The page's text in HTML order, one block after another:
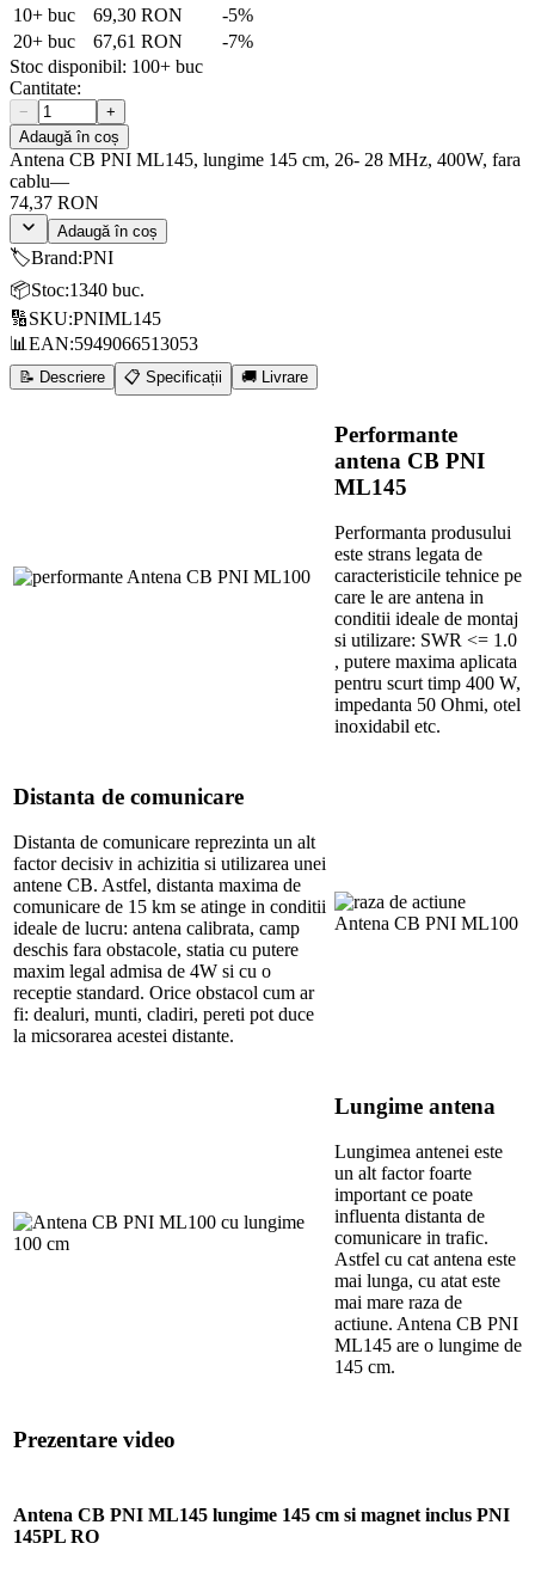
10+ buc 69,30 RON -5%
20+ buc 67,61 RON -7%
Stoc disponibil: 100+ buc
Cantitate:
−
+
Adaugă în coș
Antena CB PNI ML145, lungime 145 cm, 26- 28 MHz, 400W, fara
cablu—
74,37 RON
Adaugă în coș
🏷️Brand:PNI
📦Stoc:1340 buc.
🔢SKU:PNIML145
📊 EAN:5949066513053
📝 Descriere 📋 Specificații 🚚 Livrare
Performante
antena CB PNI
ML145
Performanta produsului
este strans legata de
caracteristicile tehnice pe
care le are antena in
conditii ideale de montaj
si utilizare: SWR <= 1.0
, putere maxima aplicata
pentru scurt timp 400 W,
impedanta 50 Ohmi, otel
inoxidabil etc.
Distanta de comunicare
Distanta de comunicare reprezinta un alt
factor decisiv in achizitia si utilizarea unei
antene CB. Astfel, distanta maxima de
comunicare de 15 km se atinge in conditii
ideale de lucru: antena calibrata, camp
deschis fara obstacole, statia cu putere
maxim legal admisa de 4W si cu o
receptie standard. Orice obstacol cum ar
fi: dealuri, munti, cladiri, pereti pot duce
la micsorarea acestei distante.
Lungime antena
Lungimea antenei este
un alt factor foarte
important ce poate
influenta distanta de
comunicare in trafic.
Astfel cu cat antena este
mai lunga, cu atat este
mai mare raza de
actiune. Antena CB PNI
ML145 are o lungime de
145 cm.
Prezentare video
Antena CB PNI ML145 lungime 145 cm si magnet inclus PNI
145PL RO